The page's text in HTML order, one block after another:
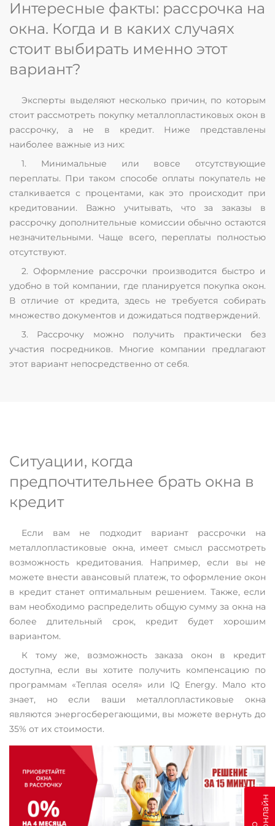
Интересные факты: рассрочка на
окна. Когда и в каких случаях
стоит выбирать именно этот
вариант?
Эксперты выделяют несколько причин, по которым
стоит рассмотреть покупку металлопластиковых окон в
рассрочку, а не в кредит. Ниже представлены
наиболее важные из них:
1. Минимальные или вовсе отсутствующие
переплаты. При таком способе оплаты покупатель не
сталкивается с процентами, как это происходит при
кредитовании. Важно учитывать, что за заказы в
рассрочку дополнительные комиссии обычно остаются
незначительными. Чаще всего, переплаты полностью
отсутствуют.
2. Оформление рассрочки производится быстро и
удобно в той компании, где планируется покупка окон.
В отличие от кредита, здесь не требуется собирать
множество документов и дожидаться подтверждений.
3. Рассрочку можно получить практически без
участия посредников. Многие компании предлагают
этот вариант непосредственно от себя.
Ситуации, когда
предпочтительнее брать окна в
кредит
Если вам не подходит вариант рассрочки на
металлопластиковые окна, имеет смысл рассмотреть
возможность кредитования. Например, если вы не
можете внести авансовый платеж, то оформление окон
в кредит станет оптимальным решением. Также, если
вам необходимо распределить общую сумму за окна на
более длительный срок, кредит будет хорошим
вариантом.
К тому же, возможность заказа окон в кредит
доступна, если вы хотите получить компенсацию по
программам «Теплая оселя» или IQ Energy. Мало кто
знает, но если ваши металлопластиковые окна
являются энергосберегающими, вы можете вернуть до
35% от их стоимости.